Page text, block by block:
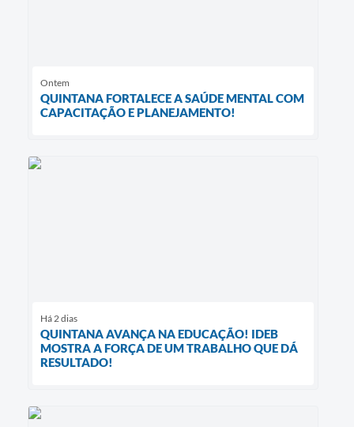
Ontem
QUINTANA FORTALECE A SAÚDE MENTAL COM
CAPACITAÇÃO E PLANEJAMENTO!
Há 2 dias
QUINTANA AVANÇA NA EDUCAÇÃO! IDEB
MOSTRA A FORÇA DE UM TRABALHO QUE DÁ
RESULTADO!